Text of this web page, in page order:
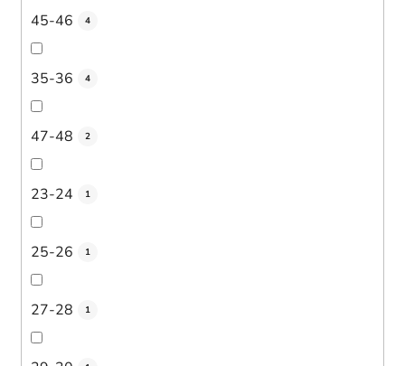
45-46 4
35-36 4
47-48 2
23-24 1
25-26 1
27-28 1